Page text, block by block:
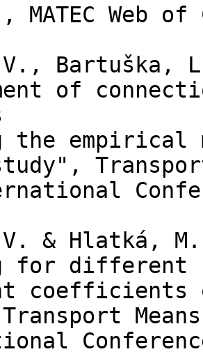
Web of
Bartuška,
of
the
& Hlatká,
for different
coefficients